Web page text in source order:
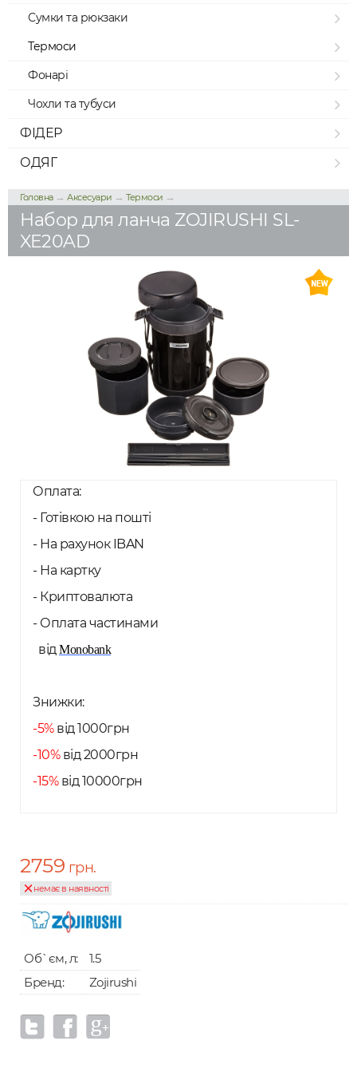
Сумки та рюкзаки
Термоси
Фонарі
Чохли та тубуси
ФІДЕР
ОДЯГ
Головна→ Аксесуари → Термоси →
Набор для ланча ZOJIRUSHI SL-
XE20AD
Оплата:
- Готівкою на пошті
- На рахунок IBAN
- На картку
- Криптовалюта
- Оплата частинами
відMonobank
Знижки:
-5%від 1000грн
-10%від 2000грн
-15%від 10000грн
2759 грн.
немає в наявності
Об`єм, л:
1.5
Бренд:
Zojirushi